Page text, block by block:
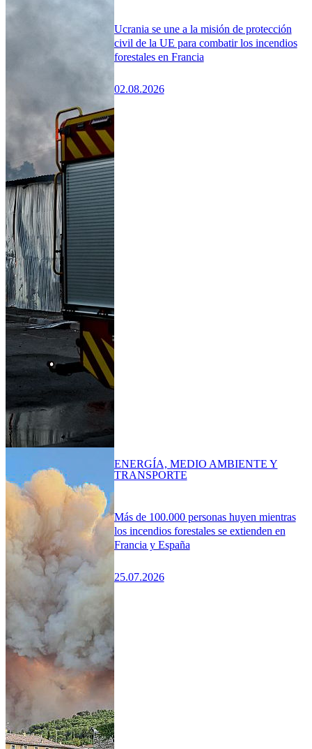
Ucrania se une a la misión de protección
civil de la UE para combatir los incendios
forestales en Francia
02.08.2026
Más de 100.000 personas huyen mientras
los incendios forestales se extienden en
Francia y España
25.07.2026
ENERGÍA, MEDIO AMBIENTE Y
TRANSPORTE